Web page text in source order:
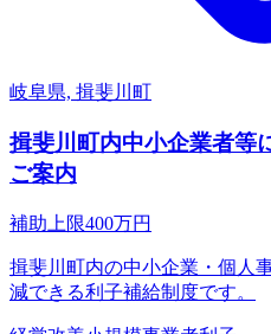
岐阜県, 揖斐川町
揖斐川町内中小企業者等
ご案内
補助上限400万円
揖斐川町内の中小企業・個人
減できる利子補給制度です。